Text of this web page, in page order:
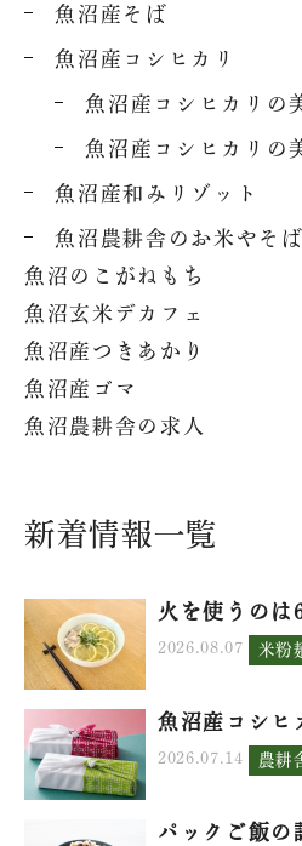
魚沼産そば
魚沼産コシヒカリ
魚沼産コシヒカリの
魚沼産コシヒカリの
魚沼産和みリゾット
魚沼農耕舎のお米やそ
魚沼のこがねもち
魚沼玄米デカフェ
魚沼産つきあかり
魚沼産ゴマ
魚沼農耕舎の求人
新着情報一覧
火を使うの
2026.08.07 米粉
魚沼産コシヒ
2026.07.14 農耕
パックご飯